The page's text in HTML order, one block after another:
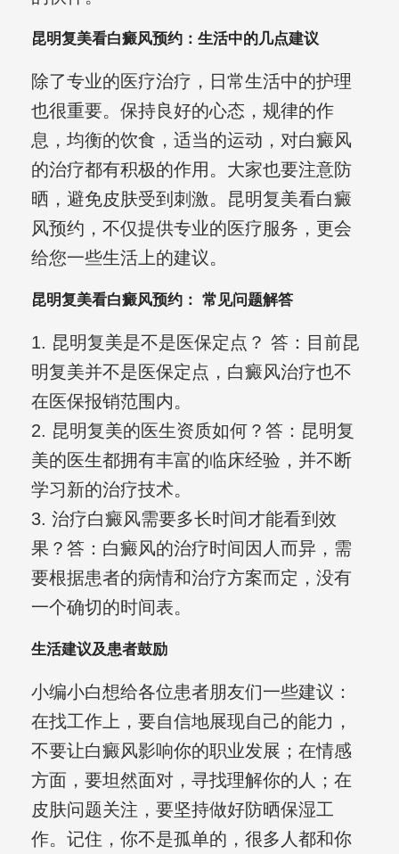
昆明复美看白癜风预约：生活中的几点建议
除了专业的医疗治疗，日常生活中的护理
也很重要。保持良好的心态，规律的作
息，均衡的饮食，适当的运动，对白癜风
的治疗都有积极的作用。大家也要注意防
晒，避免皮肤受到刺激。昆明复美看白癜
风预约，不仅提供专业的医疗服务，更会
给您一些生活上的建议。
昆明复美看白癜风预约： 常见问题解答
1. 昆明复美是不是医保定点？ 答：目前昆
明复美并不是医保定点，白癜风治疗也不
在医保报销范围内。
2. 昆明复美的医生资质如何？答：昆明复
美的医生都拥有丰富的临床经验，并不断
学习新的治疗技术。
3. 治疗白癜风需要多长时间才能看到效
果？答：白癜风的治疗时间因人而异，需
要根据患者的病情和治疗方案而定，没有
一个确切的时间表。
生活建议及患者鼓励
小编小白想给各位患者朋友们一些建议：
在找工作上，要自信地展现自己的能力，
不要让白癜风影响你的职业发展；在情感
方面，要坦然面对，寻找理解你的人；在
皮肤问题关注，要坚持做好防晒保湿工
作。记住，你不是孤单的，很多人都和你